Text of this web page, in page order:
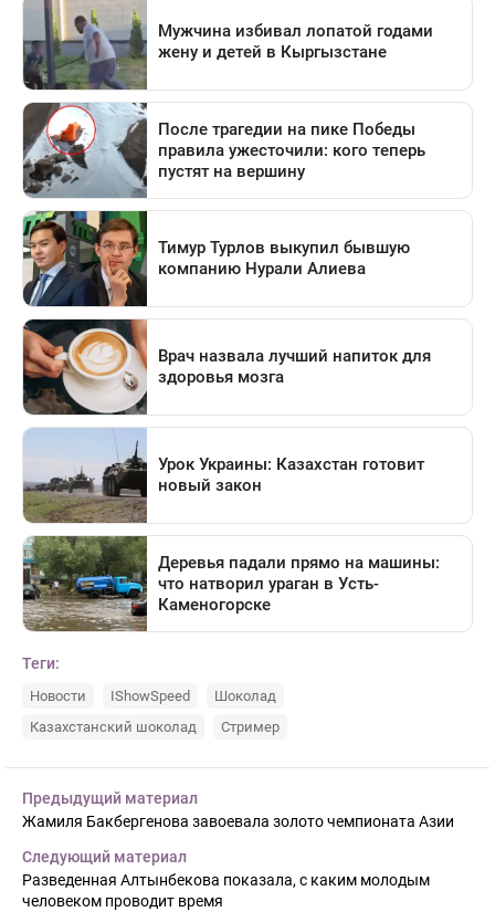
Теги:
Новости IShowSpeed
Шоколад
Казахстанский шоколад
Стример
Предыдущий материал
Жамиля Бакбергенова завоевала золото чемпионата Азии
Следующий материал
Разведенная Алтынбекова показала, с каким молодым
человеком проводит время